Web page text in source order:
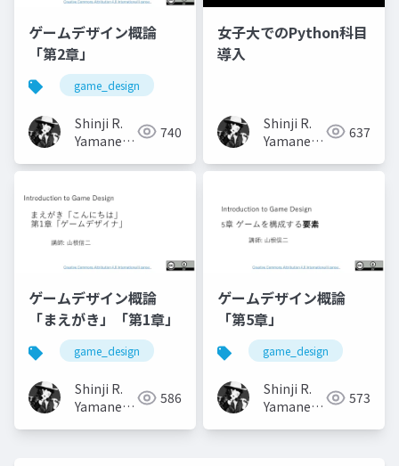
ゲームデザイン概論
「第2章」
game_design
Shinji R.
Yamane
740
女子大でのPython科目
導入
Shinji R.
Yamane
637
ゲームデザイン概論
「まえがき」「第1章」
game_design
Shinji R.
Yamane
586
ゲームデザイン概論
「第5章」
game_design
Shinji R.
Yamane
573